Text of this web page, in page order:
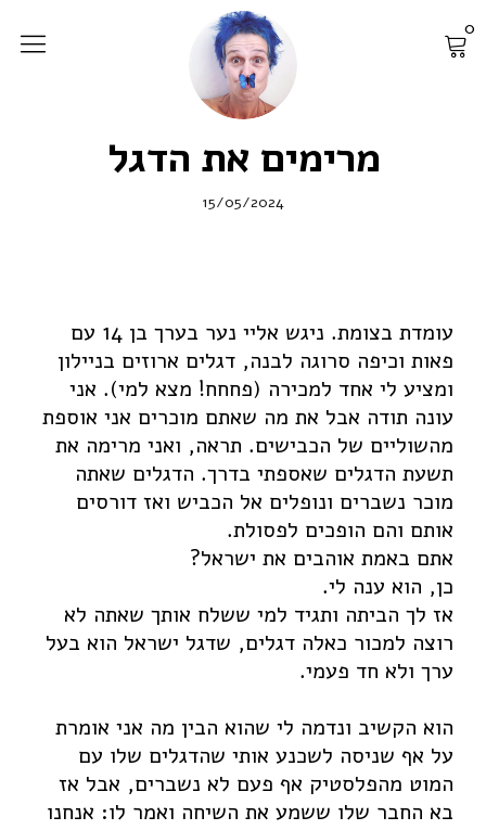
popeyit.com
0
פורטפוליו
חנות
ציורי קיר
חולצות
ערכות השראה ויצירה
פופאית
צעצועים וסביבה
פרויקט הדגל
אודות
צרו קשר
Portfolio
Paintings for Purchase
Prints for Purchase
מרימים את הדגל
15/05/2024
עומדת בצומת. ניגש אליי נער בערך בן 14 עם
פאות וכיפה סרוגה לבנה, דגלים ארוזים בניילון
ומציע לי אחד למכירה (פחחח! מצא למי). אני
עונה תודה אבל את מה שאתם מוכרים אני אוספת
מהשוליים של הכבישים. תראה, ואני מרימה את
תשעת הדגלים שאספתי בדרך. הדגלים שאתה
מוכר נשברים ונופלים אל הכביש ואז דורסים
אותם והם הופכים לפסולת.
אתם באמת אוהבים את ישראל?
כן, הוא ענה לי.
אז לך הביתה ותגיד למי ששלח אותך שאתה לא
רוצה למכור כאלה דגלים, שדגל ישראל הוא בעל
ערך ולא חד פעמי.
הוא הקשיב ונדמה לי שהוא הבין מה אני אומרת
על אף שניסה לשכנע אותי שהדגלים שלו עם
המוט מהפלסטיק אף פעם לא נשברים, אבל אז
בא החבר שלו ששמע את השיחה ואמר לו: אנחנו